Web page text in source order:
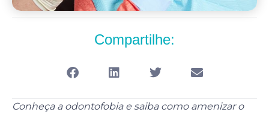
Compartilhe:
Conheça a odontofobia e saiba como amenizar o